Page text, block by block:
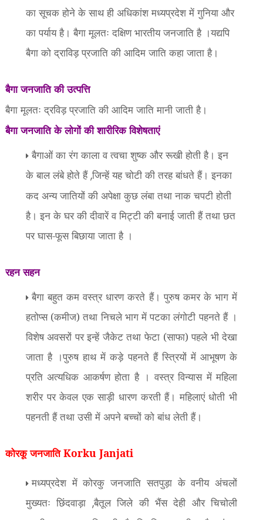
का सूचक होने के साथ ही अधिकांश मध्यप्रदेश में गुनिया और
का पर्याय है। बैगा मूलतः दक्षिण भारतीय जनजाति है ।यद्यपि
बैगा को द्राविड़ प्रजाति की आदिम जाति कहा जाता है।
बैगा जनजाति की उत्पत्ति
बैगा मूलतः द्रविड़ प्रजाति की आदिम जाति मानी जाती है।
बैगा जनजाति के लोगों की शारीरिक विशेषताएं
बैगाओं का रंग काला व त्वचा शुष्क और रूखी होती है। इन
के बाल लंबे होते हैं,जिन्हें यह चोटी की तरह बांधते हैं। इनका
कद अन्य जातियों की अपेक्षा कुछ लंबा तथा नाक चपटी होती
है। इन के घर की दीवारें व मिट्टी की बनाई जाती हैं तथा छत
पर घास-फूस बिछाया जाता है ।
रहन सहन
बैगा बहुत कम वस्त्र धारण करते हैं। पुरुष कमर के भाग में
हतोप्स (कमीज) तथा निचले भाग में पटका लंगोटी पहनते हैं ।
विशेष अवसरों पर इन्हें जैकेट तथा फेटा (साफा) पहले भी देखा
जाता है ।पुरुष हाथ में कड़े पहनते हैं स्त्रियों में आभूषण के
प्रति अत्यधिक आकर्षण होता है । वस्त्र विन्यास में महिला
शरीर पर केवल एक साड़ी धारण करती हैं। महिलाएं धोती भी
पहनती हैं तथा उसी में अपने बच्चों को बांध लेती हैं।
कोरकू जनजाति Korku Janjati
मध्यप्रदेश में कोरकु जनजाति सतपुड़ा के वनीय अंचलों
मुख्यतः छिंदवाड़ा ,बैतूल जिले की भैंस देही और चिचोली